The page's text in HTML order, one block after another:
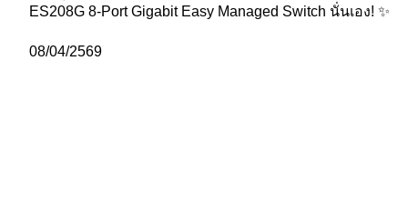
ES208G 8-Port Gigabit Easy Managed Switch นั่นเอง! ✨
08/04/2569